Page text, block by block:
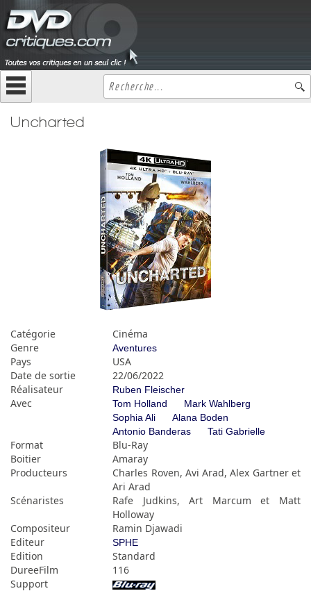
Uncharted
Catégorie
Cinéma
Genre
Aventures
Pays
USA
Date de sortie
22/06/2022
Réalisateur
Ruben Fleischer
Avec Tom Holland
Mark Wahlberg
Sophia Ali
Alana Boden
Antonio Banderas
Tati Gabrielle
Format
Blu-Ray
Boitier
Amaray
Producteurs
Charles Roven, Avi Arad, Alex Gartner et
Ari Arad
Scénaristes
Rafe Judkins, Art Marcum et Matt
Holloway
Compositeur
Ramin Djawadi
Editeur
SPHE
Edition
Standard
DureeFilm
116
Support